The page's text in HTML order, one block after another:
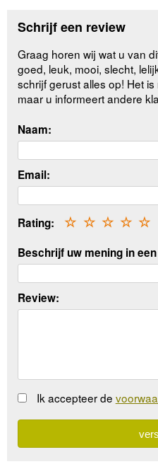
Schrijf een review
Graag horen wij wat u van
goed, leuk, mooi, slecht,
schrijf gerust alles op! Het
maar u informeert andere
Naam:
Email:
Rating: ☆
☆
☆
☆
☆
Beschrijf uw mening in
Review:
Ik accepteer de